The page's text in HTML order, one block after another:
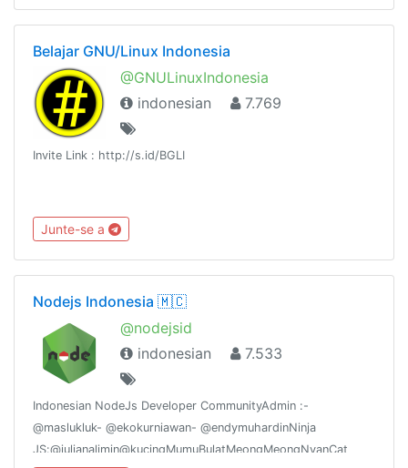
Belajar GNU/Linux Indonesia
@GNULinuxIndonesia
indonesian
7.769
Invite Link : http://s.id/BGLI
Junte-se a
Nodejs Indonesia 🇲🇨
@nodejsid
indonesian
7.533
Indonesian NodeJs Developer CommunityAdmin :-
@maslukluk- @ekokurniawan- @endymuhardinNinja
JS:@julianalimin@kucingMumuBulatMeongMeongNyanCat